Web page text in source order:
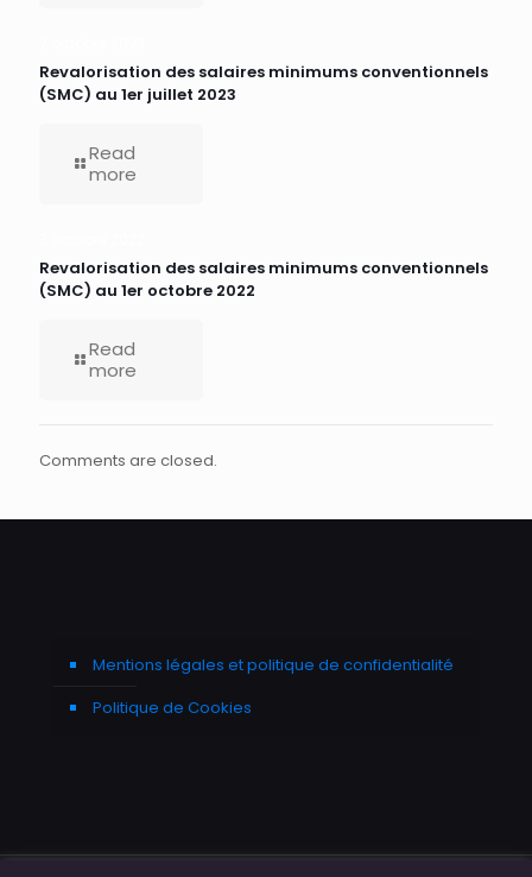
Revalorisation des salaires minimums conventionnels
(SMC) au 1er juillet 2023
Read
more
Revalorisation des salaires minimums conventionnels
(SMC) au 1er octobre 2022
Read
more
Comments are closed.
Mentions légales et politique de confidentialité
Politique de Cookies